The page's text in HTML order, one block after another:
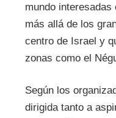
mundo interesadas
más allá de los
centro de Israel y
zonas como el
Según los
dirigida tanto a